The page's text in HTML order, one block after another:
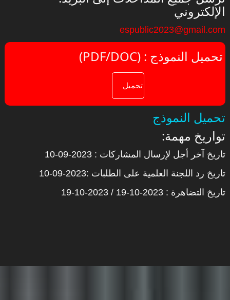
الإلكتروني
espublic2023@gmail.com
(PDF/DOC) : تحميل النموذج
تحميل النموذج
:تواريخ مهمة
تاريخ آخر أجل لإرسال المشاركات : 2023-09-10
تاريخ رد اللجنة العلمية على الطلبات :2023-09-10
تاريخ التضاهرة : 2023-10-19 / 2023-10-19